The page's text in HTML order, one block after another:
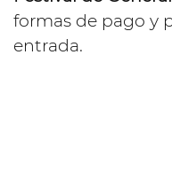
formas de pago y
entrada.